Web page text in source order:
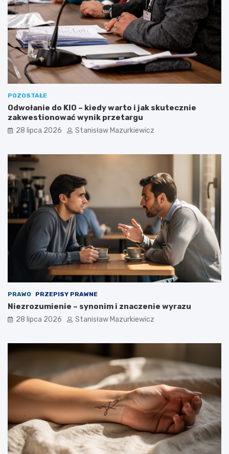
POZOSTAŁE
Odwołanie do KIO – kiedy warto i jak skutecznie
zakwestionować wynik przetargu
28 lipca 2026 Stanisław Mazurkiewicz
PRAWO PRZEPISY PRAWNE
Niezrozumienie – synonim i znaczenie wyrazu
28 lipca 2026 Stanisław Mazurkiewicz